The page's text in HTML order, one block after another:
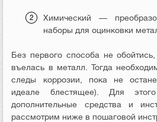
Химический —
наборы для оцинковки
Без первого способа не
въелась в металл. Тогда
следы коррозии, пока не
идеале блестящее). Для
дополнительные средства и
рассмотрим ниже в пошаговой